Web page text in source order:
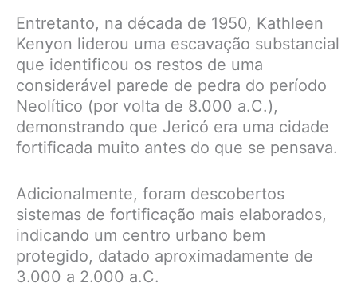
Entretanto, na década de 1950, Kathleen
Kenyon liderou uma escavação substancial
que identificou os restos de uma
considerável parede de pedra do período
Neolítico (por volta de 8.000 a.C.),
demonstrando que Jericó era uma cidade
fortificada muito antes do que se pensava.
Adicionalmente, foram descobertos
sistemas de fortificação mais elaborados,
indicando um centro urbano bem
protegido, datado aproximadamente de
3.000 a 2.000 a.C.